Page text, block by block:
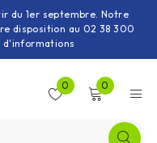
du 1er septembre. Notre
disposition au 02 38 300
d'informations
0 0